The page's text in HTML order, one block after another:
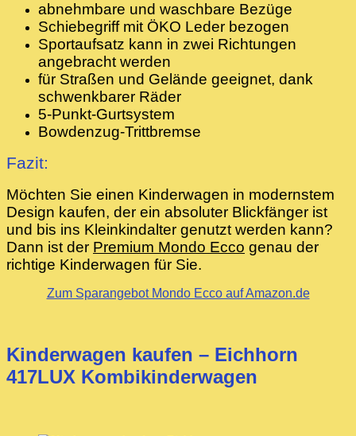
abnehmbare und waschbare Bezüge
Schiebegriff mit ÖKO Leder bezogen
Sportaufsatz kann in zwei Richtungen
angebracht werden
für Straßen und Gelände geeignet, dank
schwenkbarer Räder
5-Punkt-Gurtsystem
Bowdenzug-Trittbremse
Fazit:
Möchten Sie einen Kinderwagen in modernstem
Design kaufen, der ein absoluter Blickfänger ist
und bis ins Kleinkindalter genutzt werden kann?
Dann ist der Premium Mondo Ecco genau der
richtige Kinderwagen für Sie.
Zum Sparangebot Mondo Ecco auf Amazon.de
Kinderwagen kaufen – Eichhorn
417LUX Kombikinderwagen